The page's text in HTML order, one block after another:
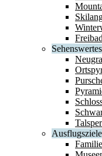
Sehenswertes
Ausflugsziele
Familie